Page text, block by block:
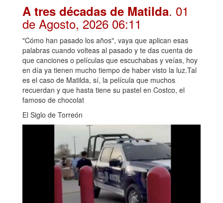
A tres décadas de Matilda. 01
de Agosto, 2026 06:11
"Cómo han pasado los años", vaya que aplican esas
palabras cuando volteas al pasado y te das cuenta de
que canciones o películas que escuchabas y veías, hoy
en día ya tienen mucho tiempo de haber visto la luz.Tal
es el caso de Matilda, sí, la película que muchos
recuerdan y que hasta tiene su pastel en Costco, el
famoso de chocolat
El Siglo de Torreón